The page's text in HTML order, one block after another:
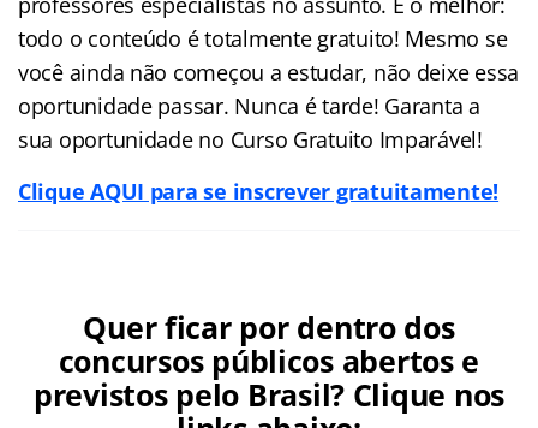
todo o conteúdo é totalmente gratuito! Mesmo se
você ainda não começou a estudar, não deixe essa
oportunidade passar. Nunca é tarde! Garanta a
sua oportunidade no Curso Gratuito Imparável!
Clique AQUI para se inscrever gratuitamente!
Quer ficar por dentro dos
concursos públicos abertos e
previstos pelo Brasil? Clique nos